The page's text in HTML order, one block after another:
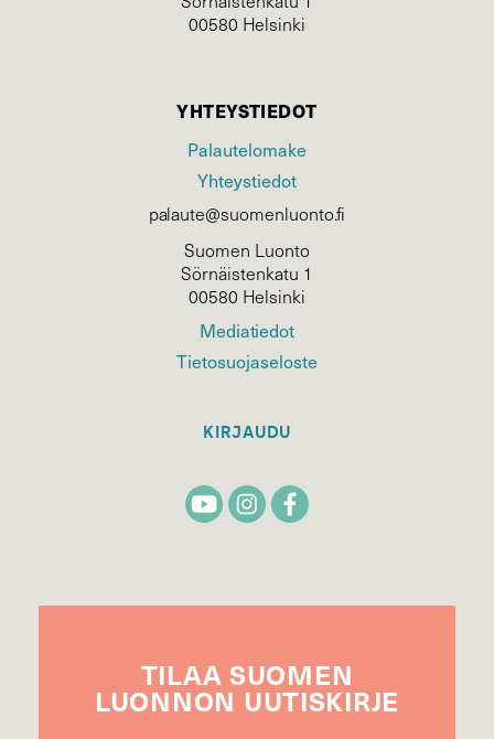
00580 Helsinki
YHTEYSTIEDOT
Palautelomake
Yhteystiedot
palaute@suomenluonto.fi
Suomen Luonto
Sörnäistenkatu 1
00580 Helsinki
Mediatiedot
Tietosuojaseloste
KIRJAUDU
TILAA SUOMEN
LUONNON UUTIS­KIRJE